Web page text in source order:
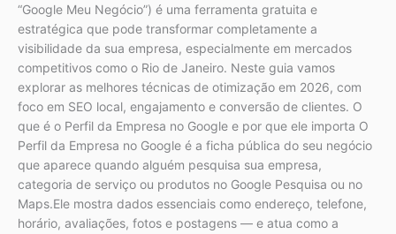
“Google Meu Negócio”) é uma ferramenta gratuita e
estratégica que pode transformar completamente a
visibilidade da sua empresa, especialmente em mercados
competitivos como o Rio de Janeiro. Neste guia vamos
explorar as melhores técnicas de otimização em 2026, com
foco em SEO local, engajamento e conversão de clientes. O
que é o Perfil da Empresa no Google e por que ele importa O
Perfil da Empresa no Google é a ficha pública do seu negócio
que aparece quando alguém pesquisa sua empresa,
categoria de serviço ou produtos no Google Pesquisa ou no
Maps.Ele mostra dados essenciais como endereço, telefone,
horário, avaliações, fotos e postagens — e atua como a